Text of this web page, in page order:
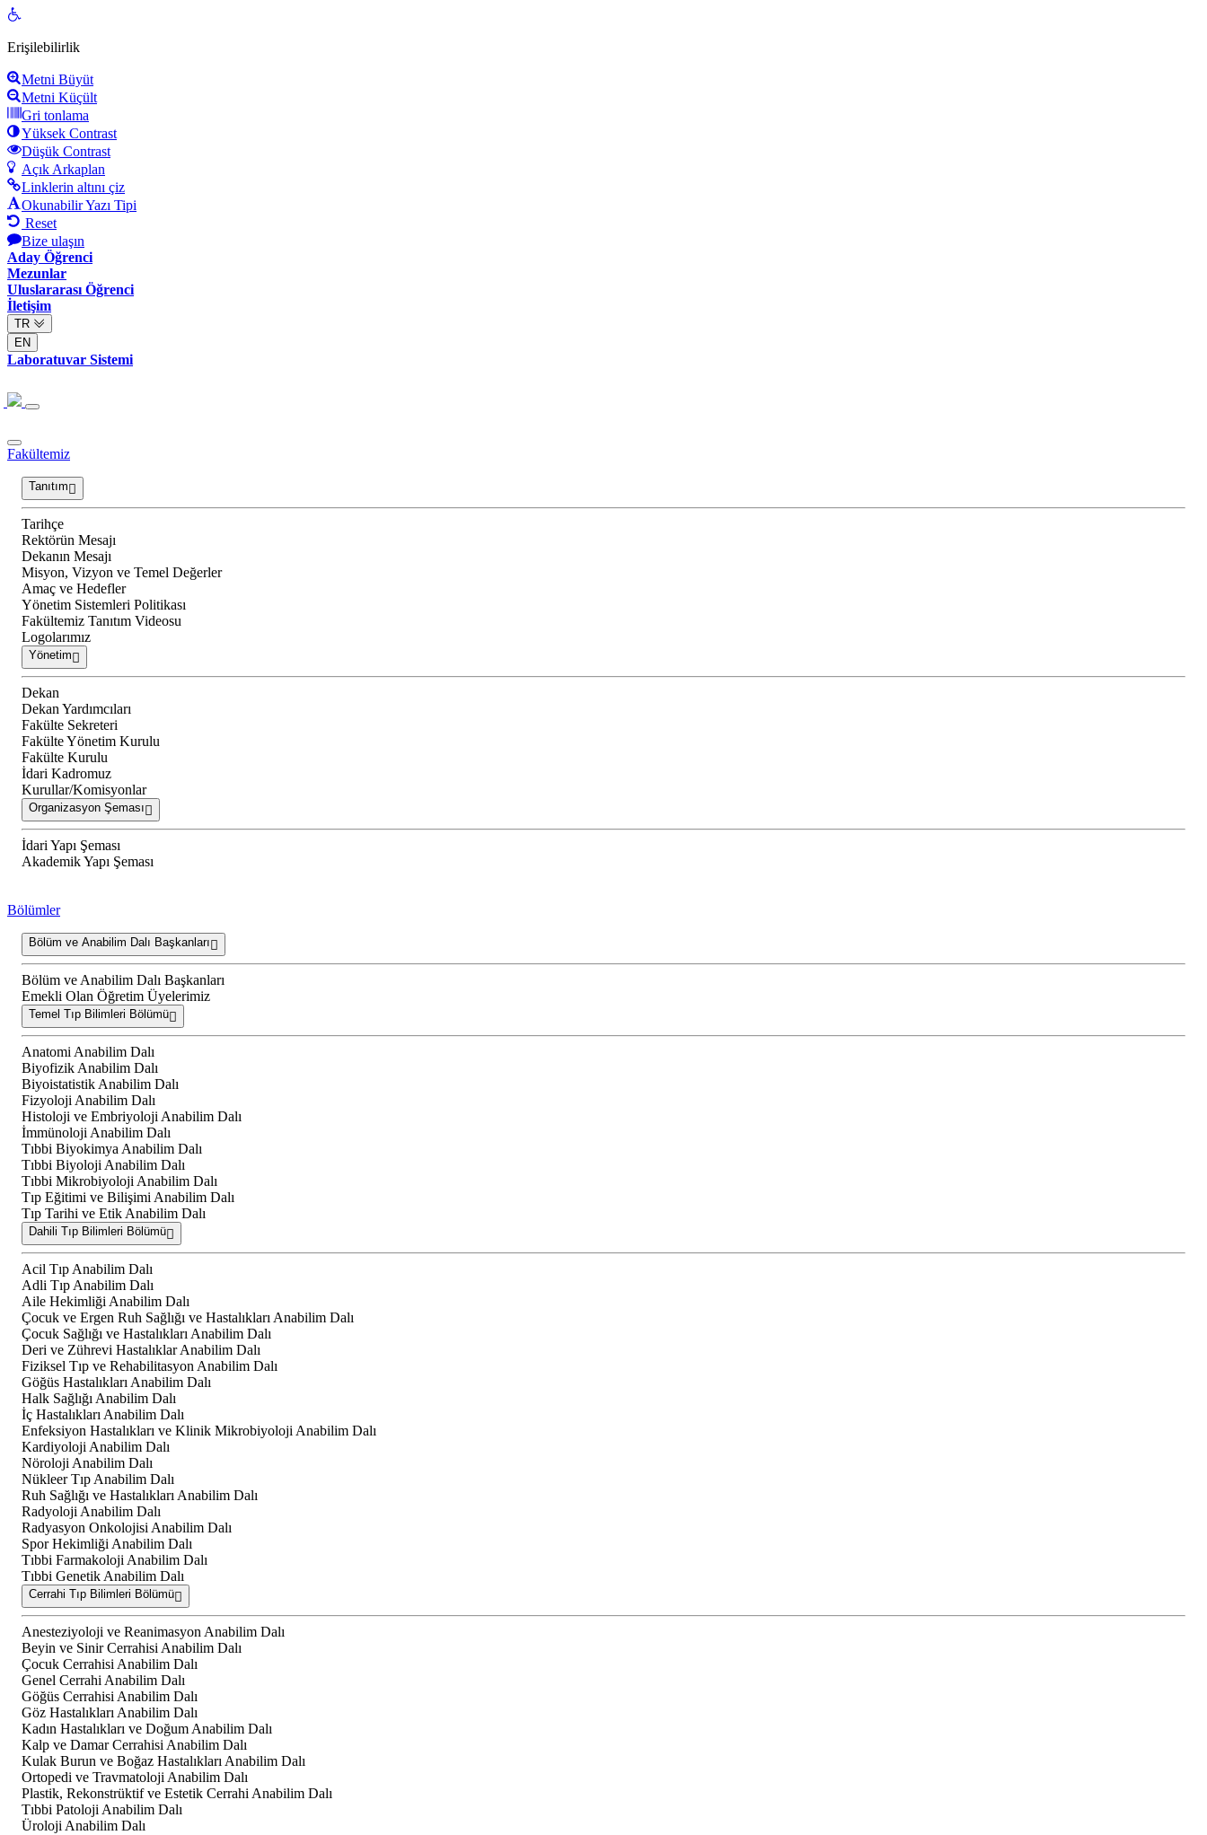
Open
Erişilebilirlik
Metni Büyüt
Metni Küçült
Gri tonlama
Yüksek Contrast
Düşük Contrast
Açık Arkaplan
Linklerin altını çiz
Okunabilir Yazı Tipi
Reset
Bize ulaşın
Aday Öğrenci
Mezunlar
Uluslararası Öğrenci
İletişim
TR
EN
Laboratuvar Sistemi
Fakültemiz
Tanıtım
Tarihçe
Rektörün Mesajı
Dekanın Mesajı
Misyon, Vizyon ve Temel Değerler
Amaç ve Hedefler
Yönetim Sistemleri Politikası
Fakültemiz Tanıtım Videosu
Logolarımız
Yönetim
Dekan
Dekan Yardımcıları
Fakülte Sekreteri
Fakülte Yönetim Kurulu
Fakülte Kurulu
İdari Kadromuz
Kurullar/Komisyonlar
Organizasyon Şeması
İdari Yapı Şeması
Akademik Yapı Şeması
Bölümler
Bölüm ve Anabilim Dalı Başkanları
Bölüm ve Anabilim Dalı Başkanları
Emekli Olan Öğretim Üyelerimiz
Temel Tıp Bilimleri Bölümü
Anatomi Anabilim Dalı
Biyofizik Anabilim Dalı
Biyoistatistik Anabilim Dalı
Fizyoloji Anabilim Dalı
Histoloji ve Embriyoloji Anabilim Dalı
İmmünoloji Anabilim Dalı
Tıbbi Biyokimya Anabilim Dalı
Tıbbi Biyoloji Anabilim Dalı
Tıbbi Mikrobiyoloji Anabilim Dalı
Tıp Eğitimi ve Bilişimi Anabilim Dalı
Tıp Tarihi ve Etik Anabilim Dalı
Dahili Tıp Bilimleri Bölümü
Acil Tıp Anabilim Dalı
Adli Tıp Anabilim Dalı
Aile Hekimliği Anabilim Dalı
Çocuk ve Ergen Ruh Sağlığı ve Hastalıkları Anabilim Dalı
Çocuk Sağlığı ve Hastalıkları Anabilim Dalı
Deri ve Zührevi Hastalıklar Anabilim Dalı
Fiziksel Tıp ve Rehabilitasyon Anabilim Dalı
Göğüs Hastalıkları Anabilim Dalı
Halk Sağlığı Anabilim Dalı
İç Hastalıkları Anabilim Dalı
Enfeksiyon Hastalıkları ve Klinik Mikrobiyoloji Anabilim Dalı
Kardiyoloji Anabilim Dalı
Nöroloji Anabilim Dalı
Nükleer Tıp Anabilim Dalı
Ruh Sağlığı ve Hastalıkları Anabilim Dalı
Radyoloji Anabilim Dalı
Radyasyon Onkolojisi Anabilim Dalı
Spor Hekimliği Anabilim Dalı
Tıbbi Farmakoloji Anabilim Dalı
Tıbbi Genetik Anabilim Dalı
Cerrahi Tıp Bilimleri Bölümü
Anesteziyoloji ve Reanimasyon Anabilim Dalı
Beyin ve Sinir Cerrahisi Anabilim Dalı
Çocuk Cerrahisi Anabilim Dalı
Genel Cerrahi Anabilim Dalı
Göğüs Cerrahisi Anabilim Dalı
Göz Hastalıkları Anabilim Dalı
Kadın Hastalıkları ve Doğum Anabilim Dalı
Kalp ve Damar Cerrahisi Anabilim Dalı
Kulak Burun ve Boğaz Hastalıkları Anabilim Dalı
Ortopedi ve Travmatoloji Anabilim Dalı
Plastik, Rekonstrüktif ve Estetik Cerrahi Anabilim Dalı
Tıbbi Patoloji Anabilim Dalı
Üroloji Anabilim Dalı